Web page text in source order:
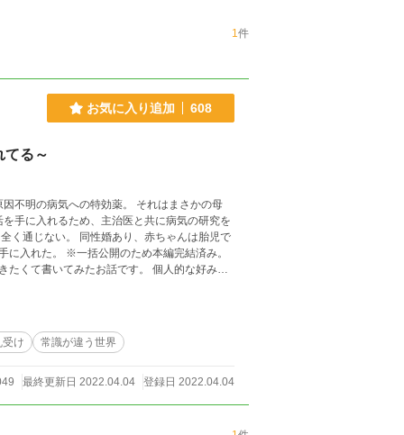
1件
お気に入り追加 608
てる～
本編完結済み。
受け
常識が違う世界
最終更新日 2022.04.04 登録日 2022.04.04